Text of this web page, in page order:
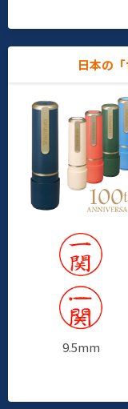
日本の
9.5mm